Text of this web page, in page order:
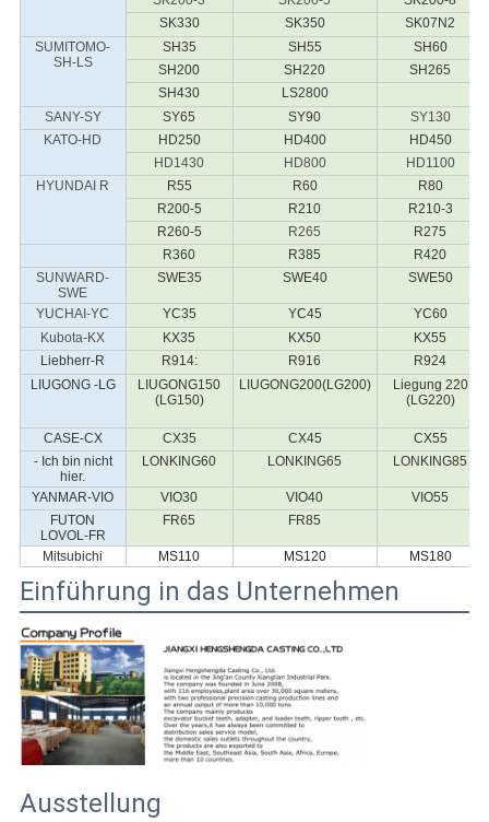
SK330
SK350
SK07N2
SUMITOMO-
SH-LS
SH35 SH55
SH60
SH200
SH220
SH265
SH430
LS2800
SANY-SY
SY65 SY90
SY130
KATO-HD
HD250 HD400
HD450
HD1430
HD800
HD1100
HYUNDAI R
R55 R60
R80
R200-5
R210
R210-3
R260-5
R265
R275
R360
R385
R420
SUNWARD-
SWE
SWE35 SWE40 SWE50
YUCHAI-YC YC35 YC45
YC60
Kubota-KX
KX35 KX50
KX55
Liebherr-R
R914: R916
R924
LIUGONG -LG
LIUGONG150
(LG150)
LIUGONG200(LG200)
Liegung 220
(LG220)
CASE-CX CX35 CX45
CX55
- Ich bin nicht
hier.
LONKING60 LONKING65 LONKING85
YANMAR-VIO VIO30 VIO40
VIO55
FUTON
LOVOL-FR
FR65 FR85
Mitsubichi MS110 MS120 MS180
Einführung in das Unternehmen
Ausstellung